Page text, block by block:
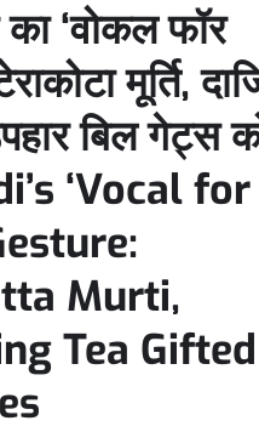
का ‘वोकल फॉर
मूर्ति,
बिल गेट्स
‘Vocal for
Murti,
Tea